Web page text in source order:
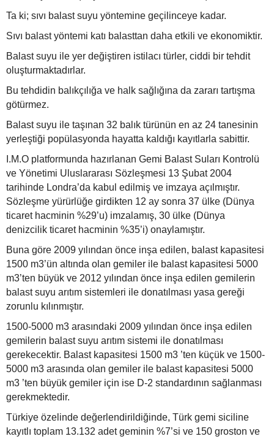
Ta ki; sıvı balast suyu yöntemine geçilinceye kadar.
Sıvı balast yöntemi katı balasttan daha etkili ve ekonomiktir.
Balast suyu ile yer değiştiren istilacı türler, ciddi bir tehdit
oluşturmaktadırlar.
Bu tehdidin balıkçılığa ve halk sağlığına da zararı tartışma
götürmez.
Balast suyu ile taşınan 32 balık türünün en az 24 tanesinin
yerleştiği popülasyonda hayatta kaldığı kayıtlarla sabittir.
I.M.O platformunda hazırlanan Gemi Balast Suları Kontrolü
ve Yönetimi Uluslararası Sözleşmesi 13 Şubat 2004
tarihinde Londra’da kabul edilmiş ve imzaya açılmıştır.
Sözleşme yürürlüğe girdikten 12 ay sonra 37 ülke (Dünya
ticaret hacminin %29’u) imzalamış, 30 ülke (Dünya
denizcilik ticaret hacminin %35’i) onaylamıştır.
Buna göre 2009 yılından önce inşa edilen, balast kapasitesi
1500 m3’ün altında olan gemiler ile balast kapasitesi 5000
m3’ten büyük ve 2012 yılından önce inşa edilen gemilerin
balast suyu arıtım sistemleri ile donatılması yasa gereği
zorunlu kılınmıştır.
1500-5000 m3 arasındaki 2009 yılından önce inşa edilen
gemilerin balast suyu arıtım sistemi ile donatılması
gerekecektir. Balast kapasitesi 1500 m3 ’ten küçük ve 1500-
5000 m3 arasında olan gemiler ile balast kapasitesi 5000
m3 ’ten büyük gemiler için ise D-2 standardının sağlanması
gerekmektedir.
Türkiye özelinde değerlendirildiğinde, Türk gemi siciline
kayıtlı toplam 13.132 adet geminin %7’si ve 150 groston ve